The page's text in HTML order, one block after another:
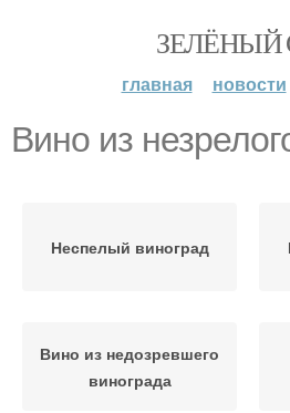
ЗЕЛЁНЫЙ
главная новости
Вино из
Неспелый виноград
Вино из недозревшего
винограда